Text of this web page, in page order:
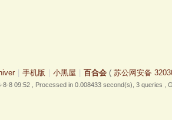
手机版 小黑屋 百合会( 苏公网安备
8-8 09:52, Processed in 0.008433 second(s), 3 queries ,